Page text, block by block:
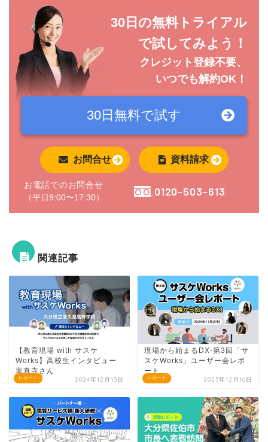
30日の無料トライアル
で試してみよう！
クレジット登録不要、
いつでも解約OK！
30日無料で試す
お問合せ 資料請求
お電話でのお問合せ
（平日9:00〜17:30）
0120-503-613
関連記事
レポート
【教育現場 with サスケ
Works】高校生インタビュー
薬真寺さん
2024年12月13日 レポート
現場から始まるDX-第3回「サ
スケWorks」ユーザー会レポ
ート
2025年12月16日